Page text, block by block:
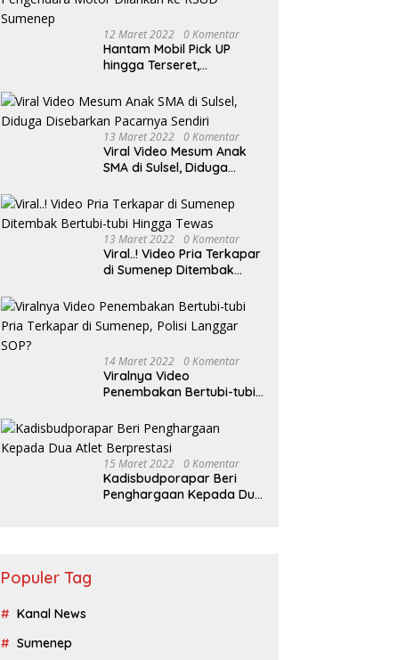
12 Maret 2022 0 Komentar
Hantam Mobil Pick UP
hingga Terseret,
Dilarikan ke RSUD
13 Maret 2022 0 Komentar
Viral Video Mesum Anak
SMA di Sulsel, Diduga
Sendiri
13 Maret 2022 0 Komentar
Viral..! Video Pria Terkapar
di Sumenep Ditembak
14 Maret 2022 0 Komentar
Viralnya Video
Penembakan Bertubi-tubi
Polisi Langgar SOP?
15 Maret 2022 0 Komentar
Kadisbudporapar Beri
Penghargaan Kepada Dua
Populer Tag
Kanal News
Sumenep